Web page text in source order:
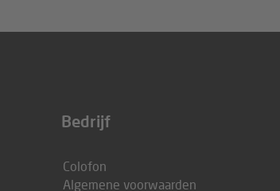
Bedrijf
Colofon
Algemene voorwaarden